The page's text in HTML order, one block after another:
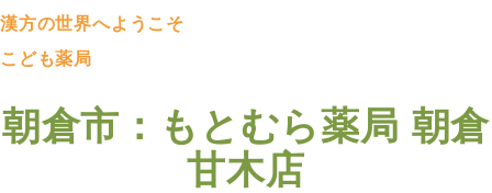
漢方の世界へようこそ
こども薬局
朝倉市：もとむら薬局 朝倉
甘木店